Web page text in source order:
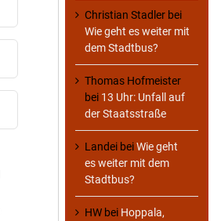
Christian Stadler bei
Wie geht es weiter mit
dem Stadtbus?
Thomas Hofmeister
bei 13 Uhr: Unfall auf
der Staatsstraße
Landei beiWie geht
es weiter mit dem
Stadtbus?
HW bei Hoppala,